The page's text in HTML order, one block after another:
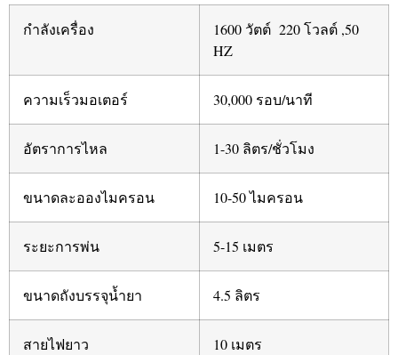
กำลังเครื่อง
1600 วัตต์ 220 โวลต์ ,50
HZ
ความเร็วมอเตอร์ 30,000 รอบ/นาที
อัตราการไหล 1-30 ลิตร/ชั่วโมง
ขนาดละอองไมครอน 10-50 ไมครอน
ระยะการพ่น 5-15 เมตร
ขนาดถังบรรจุน้ำยา 4.5 ลิตร
สายไฟยาว 10 เมตร